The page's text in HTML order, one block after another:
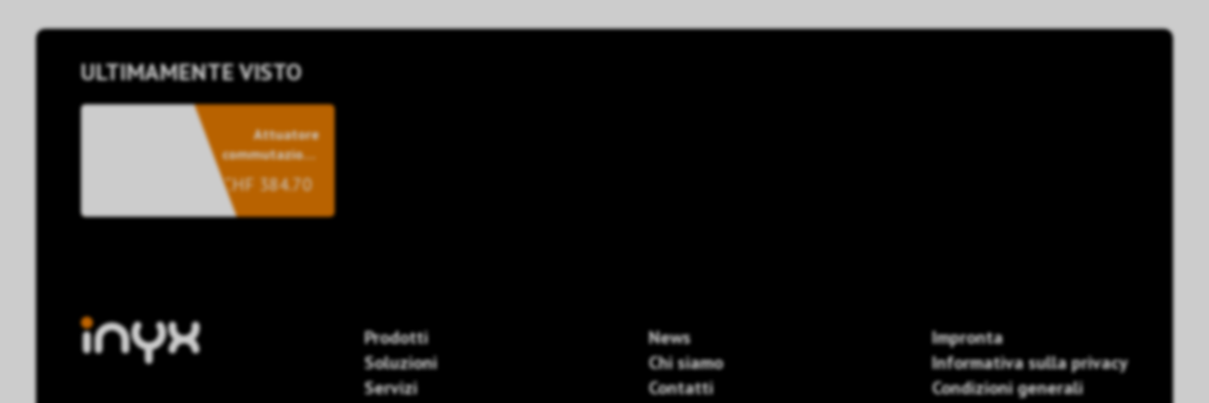
ULTIMAMENTE VISTO
Attuatore
commutazione
Secure, 12
canali 16A/C-
Last
CHF 384.70
Prodotti
Soluzioni
Servizi
News
Chi siamo
Contatti
Impronta
Informativa sulla privacy
Condizioni generali